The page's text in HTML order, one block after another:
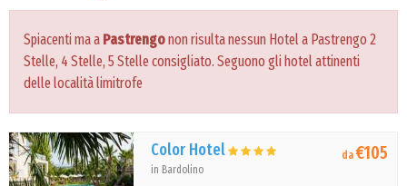
Spiacenti ma a Pastrengonon risulta nessun Hotel a Pastrengo 2
Stelle, 4 Stelle, 5 Stelle consigliato. Seguono gli hotel attinenti
delle località limitrofe
Color Hotel
in Bardolino
da€105